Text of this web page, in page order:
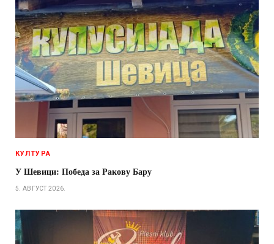
КУЛТУРА
У Шевици: Победа за Ракову Бару
5. АВГУСТ 2026.